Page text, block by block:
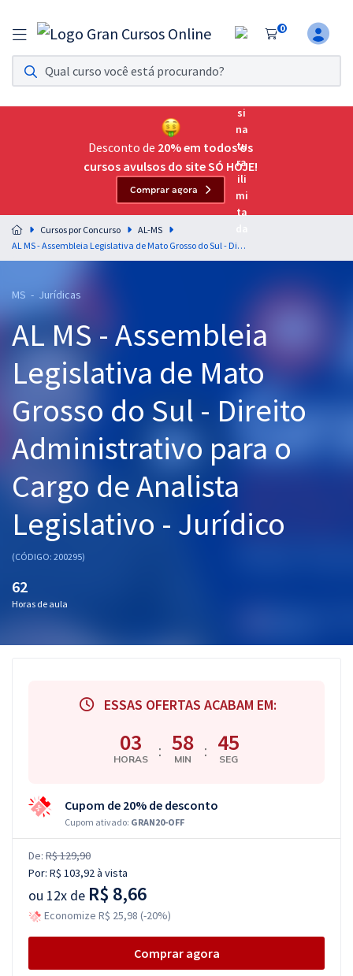
0
Assinatura Ilimitada 11
Acesso a todos os cursos. Teste grátis por 7 dias!
Assinatura OAB Até Passar
Acesso ilimitado a toda preparação para o Exame da
Residências Multiprofissionais
Preparação completa e intensiva para as principais
residências em saúde do Brasil
Cursos 20% OFF
Pós
Graduação
OAB
Questões grátis
Aprovados
Desconto de 20% em todos os
cursos avulsos do site SÓ HOJE!
Comprar agora
Cursos por Concurso
AL-MS
AL MS - Assembleia Legislativa de Mato Grosso do Sul - Direito Administrativo para o Cargo de Analista Legislativo - Jurídico
MS - Jurídicas
AL MS - Assembleia
Legislativa de Mato
Grosso do Sul - Direito
Administrativo para o
Cargo de Analista
Legislativo - Jurídico
(CÓDIGO: 200295)
62
Horas de aula
ESSAS OFERTAS ACABAM EM:
03
HORAS : 58
MIN : 44
SEG
Cupom de 20% de desconto
Cupom ativado: GRAN20-OFF
De: R$ 129,90
Por: R$ 103,92à vista
ou 12x de R$ 8,66
Economize R$ 25,98 (-20%)
Comprar agora